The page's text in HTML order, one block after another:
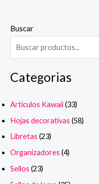
Buscar
Categorias
Artículos Kawaii(33)
Hojas decorativas (58)
Libretas (23)
Organizadores (4)
Sellos (23)